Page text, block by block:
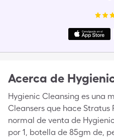
Acerca de
Hygienic Cleansing es una
Cleansers que hace
normal de venta de
por 1, botella de 85gm de,